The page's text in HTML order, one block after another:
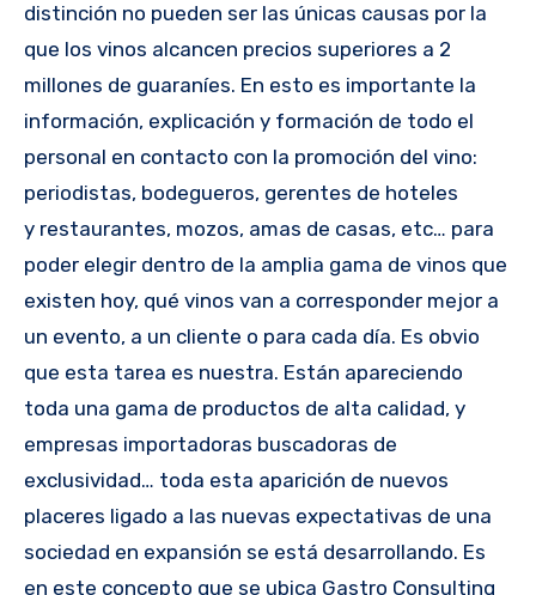
distinción no pueden ser las únicas causas por la
que los vinos alcancen precios superiores a 2
millones de guaraníes. En esto es importante la
información, explicación y formación de todo el
personal en contacto con la promoción del vino:
periodistas, bodegueros, gerentes de hoteles
y restaurantes, mozos, amas de casas, etc… para
poder elegir dentro de la amplia gama de vinos que
existen hoy, qué vinos van a corresponder mejor a
un evento, a un cliente o para cada día. Es obvio
que esta tarea es nuestra. Están apareciendo
toda una gama de productos de alta calidad, y
empresas importadoras buscadoras de
exclusividad… toda esta aparición de nuevos
placeres ligado a las nuevas expectativas de una
sociedad en expansión se está desarrollando. Es
en este concepto que se ubica Gastro Consulting